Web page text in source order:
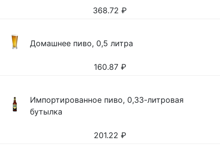
368.72 ₽
Домашнее пиво, 0,5 литра
160.87 ₽
Импортированное пиво, 0,33-литровая
бутылка
201.22 ₽